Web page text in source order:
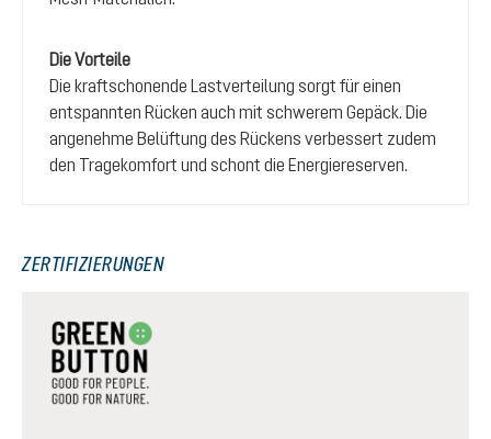
Die Vorteile
Die kraftschonende Lastverteilung sorgt für einen
entspannten Rücken auch mit schwerem Gepäck. Die
angenehme Belüftung des Rückens verbessert zudem
den Tragekomfort und schont die Energiereserven.
ZERTIFIZIERUNGEN